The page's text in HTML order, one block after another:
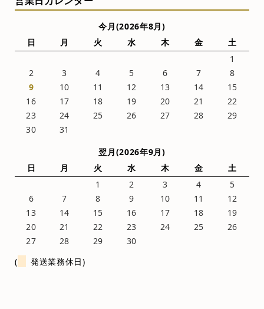
今月(2026年8月)
日
月 火 水 木 金
土
1
2
3 4 5 6 7
8
9
10 11 12 13 14
15
16
17 18 19 20 21
22
23
24 25 26 27 28
29
30
31
翌月(2026年9月)
日
月 火 水 木 金
土
1
2 3 4
5
6
7 8 9 10 11
12
13
14 15 16 17 18
19
20
21 22 23 24 25
26
27
28 29
30
(
発送業務休日)